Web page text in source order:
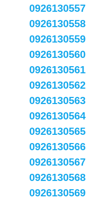
0926130557
0926130558
0926130559
0926130560
0926130561
0926130562
0926130563
0926130564
0926130565
0926130566
0926130567
0926130568
0926130569